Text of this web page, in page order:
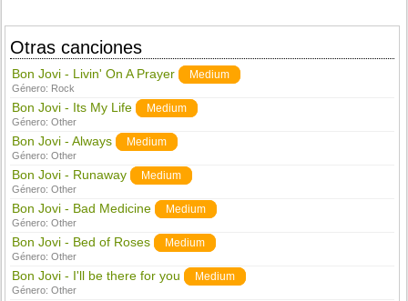
Otras canciones
Bon Jovi - Livin' On A Prayer Medium
Género: Rock
Bon Jovi - Its My Life Medium
Género:Other
Bon Jovi - Always Medium
Género:Other
Bon Jovi - Runaway Medium
Género:Other
Bon Jovi - Bad Medicine Medium
Género:Other
Bon Jovi - Bed of Roses Medium
Género:Other
Bon Jovi - I'll be there for you Medium
Género:Other